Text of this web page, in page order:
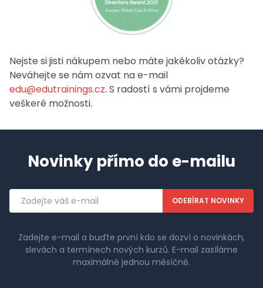
Nejste si jisti nákupem nebo máte jakékoliv otázky?
Neváhejte se nám ozvat na e-mail
edu@edutrainings.cz. S radostí s vámi projdeme
veškeré možnosti.
Novinky přímo do e-mailu
Emailová
adresa
Zadejte e-mail a buďte první kdo se dozví o novinkách,
slevách a termínech nových kurzů. E-mail zasíláme
maximálně jednou měsíčně.